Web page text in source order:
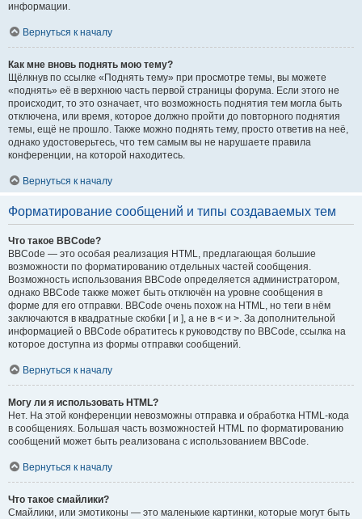
информации.
Вернуться к началу
Как мне вновь поднять мою тему?
Щёлкнув по ссылке «Поднять тему» при просмотре темы, вы можете
«поднять» её в верхнюю часть первой страницы форума. Если этого не
происходит, то это означает, что возможность поднятия тем могла быть
отключена, или время, которое должно пройти до повторного поднятия
темы, ещё не прошло. Также можно поднять тему, просто ответив на неё,
однако удостоверьтесь, что тем самым вы не нарушаете правила
конференции, на которой находитесь.
Вернуться к началу
Форматирование сообщений и типы создаваемых тем
Что такое BBCode?
BBCode — это особая реализация HTML, предлагающая большие
возможности по форматированию отдельных частей сообщения.
Возможность использования BBCode определяется администратором,
однако BBCode также может быть отключён на уровне сообщения в
форме для его отправки. BBCode очень похож на HTML, но теги в нём
заключаются в квадратные скобки [ и ], а не в < и >. За дополнительной
информацией о BBCode обратитесь к руководству по BBCode, ссылка на
которое доступна из формы отправки сообщений.
Вернуться к началу
Могу ли я использовать HTML?
Нет. На этой конференции невозможны отправка и обработка HTML-кода
в сообщениях. Большая часть возможностей HTML по форматированию
сообщений может быть реализована с использованием BBCode.
Вернуться к началу
Что такое смайлики?
Смайлики, или эмотиконы — это маленькие картинки, которые могут быть